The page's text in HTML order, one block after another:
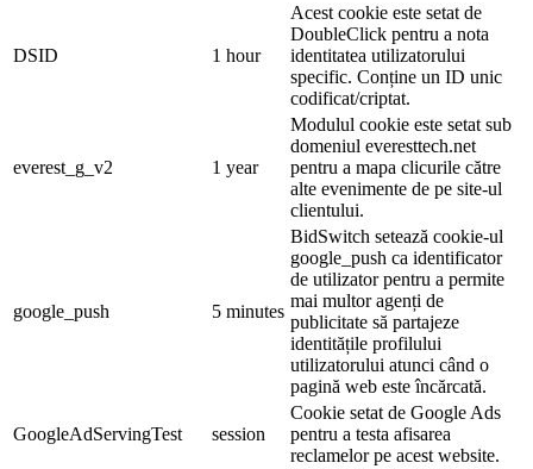
DSID 1 hour
Acest cookie este setat de
DoubleClick pentru a nota
identitatea utilizatorului
specific. Conține un ID unic
codificat/criptat.
everest_g_v2 1 year
Modulul cookie este setat sub
domeniul everesttech.net
pentru a mapa clicurile către
alte evenimente de pe site-ul
clientului.
google_push 5 minutes
BidSwitch setează cookie-ul
google_push ca identificator
de utilizator pentru a permite
mai multor agenți de
publicitate să partajeze
identitățile profilului
utilizatorului atunci când o
pagină web este încărcată.
GoogleAdServingTest session
Cookie setat de Google Ads
pentru a testa afisarea
reclamelor pe acest website.